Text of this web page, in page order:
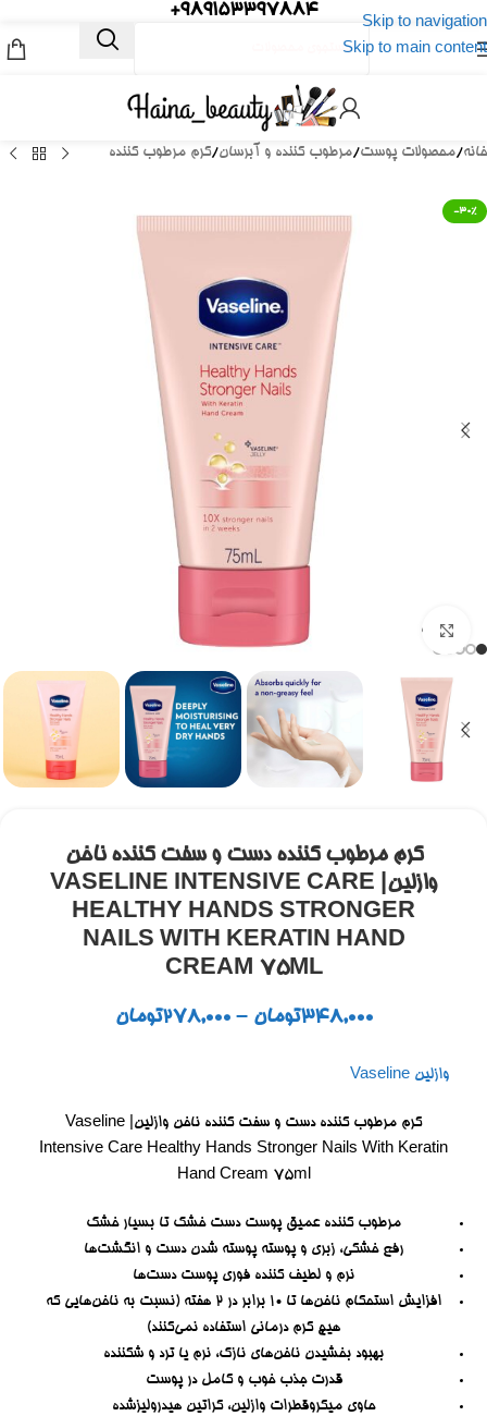
Skip to navigation
Skip to main content
989153397884+
خانه/محصولات پوست/مرطوب کننده و آبرسان/کرم مرطوب کننده
-30%
برای بزرگنمایی کلیک کنید
کرم مرطوب کننده دست و سفت کننده ناخن
وازلین| VASELINE INTENSIVE CARE
HEALTHY HANDS STRONGER
NAILS WITH KERATIN HAND
CREAM 75ML
348,000تومان –
278,000تومان
وازلین Vaseline
کرم مرطوب کننده دست و سفت کننده ناخن وازلین| Vaseline
Intensive Care Healthy Hands Stronger Nails With Keratin
Hand Cream 75ml
مرطوب کننده عمیق پوست دست خشک تا بسیار خشک
رفع خشکی، زبری و پوسته پوسته شدن دست و انگشت‌ها
نرم و لطیف کننده فوری پوست دست‌ها
افزایش استحکام ناخن‌ها تا 10 برابر در 2 هفته (نسبت به ناخن‌هایی که
هیچ کرم درمانی استفاده نمی‌کنند)
بهبود بخشیدن ناخن‌های نازک، نرم یا ترد و شکننده
قدرت جذب خوب و کامل در پوست
حاوی میکروقطرات وازلین، کراتین هیدرولیزشده